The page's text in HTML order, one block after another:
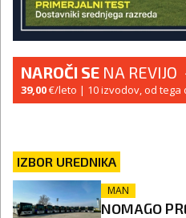
NAROČI SE NA REVIJO
39,00€/leto | 10 izvodov, od tega
IZBOR UREDNIKA
MAN
NOMAGO